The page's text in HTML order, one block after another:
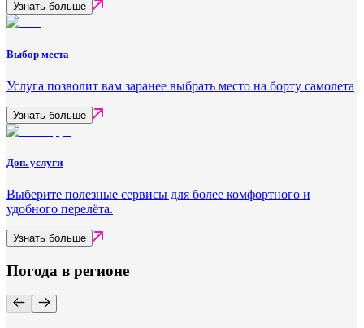
Узнать больше
Выбор места
Услуга позволит вам заранее выбрать место на борту самолета
Узнать больше
Доп. услуги
Выберите полезные сервисы для более комфортного и
удобного перелёта.
Узнать больше
Погода в регионе